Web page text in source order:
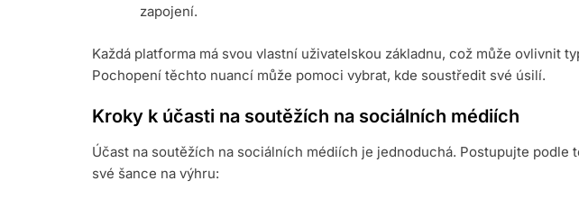
zapojení.
Každá platforma má svou vlastní uživatelskou základnu, což může ovlivnit
Pochopení těchto nuancí může pomoci vybrat, kde soustředit své úsilí.
Kroky k účasti na soutěžích na sociálních médiích
Účast na soutěžích na sociálních médiích je jednoduchá. Postupujte podle
své šance na výhru: